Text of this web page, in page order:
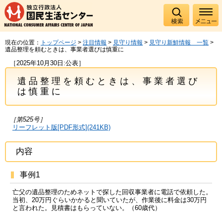
現在の位置： トップページ > 注目情報 > 見守り情報 > 見守り新鮮情報 一覧 >
遺品整理を頼むときは、事業者選びは慎重に
［2025年10月30日:公表］
遺品整理を頼むときは、事業者選び
は慎重に
［第525号］
リーフレット版[PDF形式](241KB)
内容
事例1
亡父の遺品整理のためネットで探した回収事業者に電話で依頼した。
当初、20万円ぐらいかかると聞いていたが、作業後に料金は30万円
と言われた。見積書はもらっていない。（60歳代）